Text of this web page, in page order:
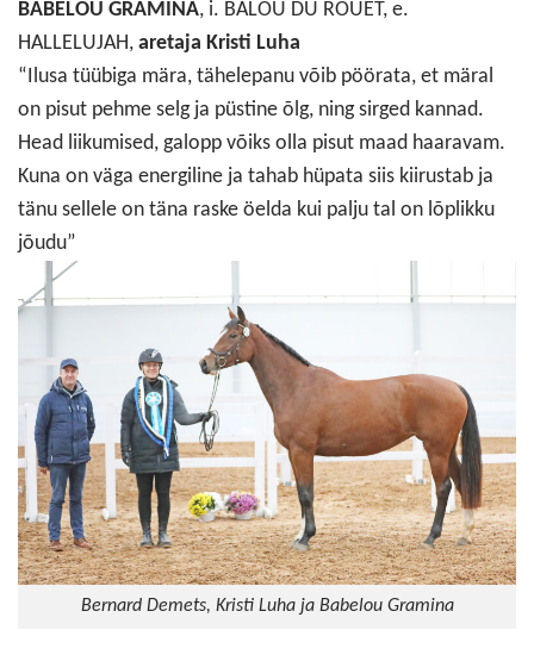
BABELOU GRAMINA, i. BALOU DU ROUET, e.
HALLELUJAH, aretaja Kristi Luha
“Ilusa tüübiga mära, tähelepanu võib pöörata, et märal
on pisut pehme selg ja püstine õlg, ning sirged kannad.
Head liikumised, galopp võiks olla pisut maad haaravam.
Kuna on väga energiline ja tahab hüpata siis kiirustab ja
tänu sellele on täna raske öelda kui palju tal on lõplikku
jõudu”
Bernard Demets, Kristi Luha ja Babelou Gramina